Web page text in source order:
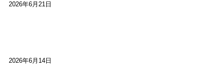
2026年6月21日
2026年6月14日